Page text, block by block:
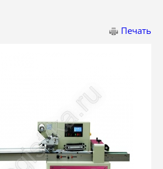
Печать